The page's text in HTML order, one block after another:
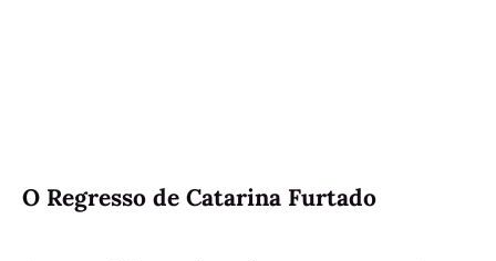
O Regresso de Catarina Furtado